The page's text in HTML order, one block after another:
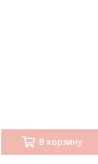
В корзину